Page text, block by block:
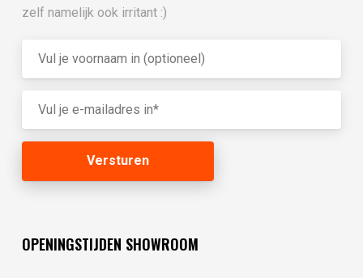
zelf namelijk ook irritant :)
OPENINGSTIJDEN SHOWROOM